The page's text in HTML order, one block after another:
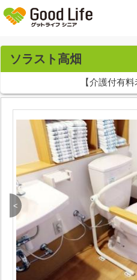
ソラスト高畑
【介護付有
<